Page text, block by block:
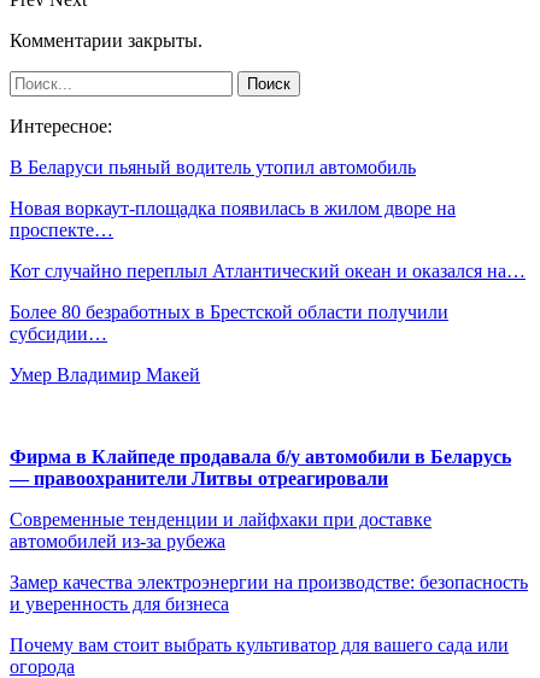
Комментарии закрыты.
Интересное:
В Беларуси пьяный водитель утопил автомобиль
Новая воркаут-площадка появилась в жилом дворе на
проспекте…
Кот случайно переплыл Атлантический океан и оказался на…
Более 80 безработных в Брестской области получили
субсидии…
Умер Владимир Макей
Фирма в Клайпеде продавала б/у автомобили в Беларусь
— правоохранители Литвы отреагировали
Современные тенденции и лайфхаки при доставке
автомобилей из-за рубежа
Замер качества электроэнергии на производстве: безопасность
и уверенность для бизнеса
Почему вам стоит выбрать культиватор для вашего сада или
огорода